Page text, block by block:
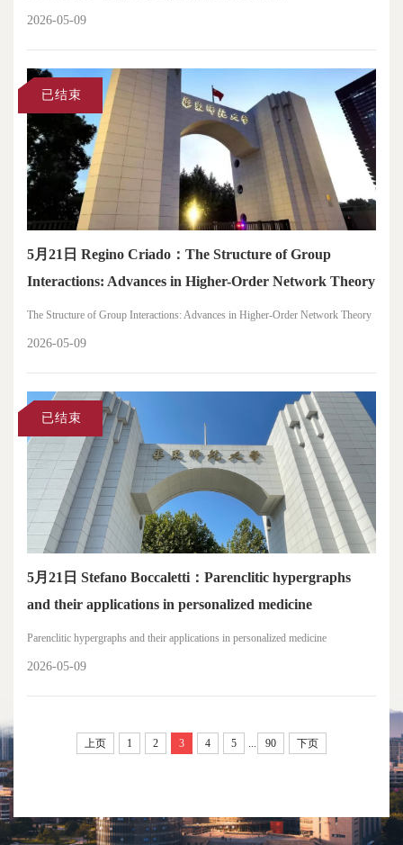
2026-05-09
已结束
5月21日 Regino Criado：The Structure of Group
Interactions: Advances in Higher-Order Network Theory
The Structure of Group Interactions: Advances in Higher-Order Network Theory
2026-05-09
已结束
5月21日 Stefano Boccaletti：Parenclitic hypergraphs
and their applications in personalized medicine
Parenclitic hypergraphs and their applications in personalized medicine
2026-05-09
上页 1 2 3 4 5 ... 90 下页